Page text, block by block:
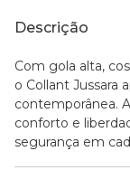
Descrição
Com gola alta,
o Collant Jussara
contemporânea.
conforto e
segurança em